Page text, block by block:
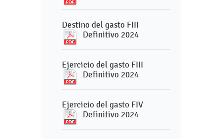
Destino del gasto FIII
Definitivo 2024
Ejercicio del gasto FIII
Definitivo 2024
Ejercicio del gasto FIV
Definitivo 2024